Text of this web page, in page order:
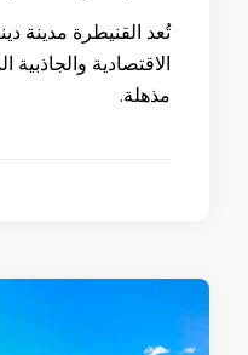
تُعد القنيطرة مدينة
الاقتصادية
مذهلة.